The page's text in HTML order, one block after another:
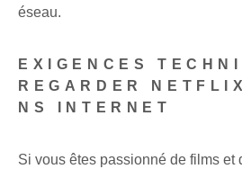
éseau.
EXIGENCES
REGARDER
NS INTERNET
Si vous êtes passionné de films et